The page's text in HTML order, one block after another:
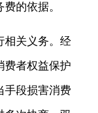
的依据。
关义务。经
费者权益保护
手段损害消费